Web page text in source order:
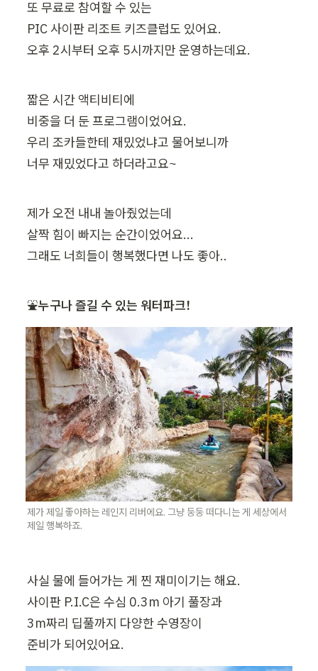
또 무료로 참여할 수 있는
PIC 사이판 리조트 키즈클럽도 있어요.
오후 2시부터 오후 5시까지만 운영하는데요.
짧은 시간 액티비티에
비중을 더 둔 프로그램이었어요.
우리 조카들한테 재밌었냐고 물어보니까
너무 재밌었다고 하더라고요~
제가 오전 내내 놀아줬었는데
살짝 힘이 빠지는 순간이었어요...
그래도 너희들이 행복했다면 나도 좋아..
⛲누구나 즐길 수 있는 워터파크!
제가 제일 좋아하는 레인지 리버에요. 그냥 둥둥 떠다니는 게 세상에서
제일 행복하죠.
사실 물에 들어가는 게 찐 재미이기는 해요.
사이판 P.I.C은 수심 0.3m 아기 풀장과
3m짜리 딥풀까지 다양한 수영장이
준비가 되어있어요.